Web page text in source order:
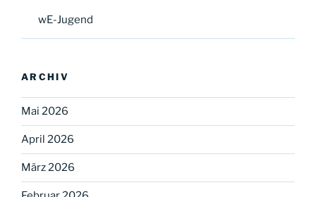
wE-Jugend
ARCHIV
Mai 2026
April 2026
März 2026